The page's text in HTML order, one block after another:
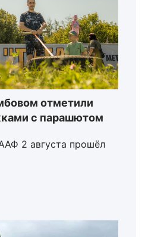
отметили
с парашютом
2 августа прошёл